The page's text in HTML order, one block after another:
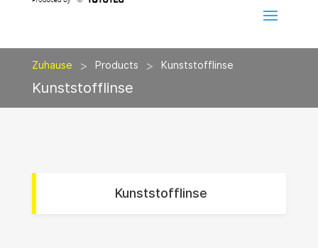
Zuhause > Products > Kunststofflinse
Kunststofflinse
Kunststofflinse